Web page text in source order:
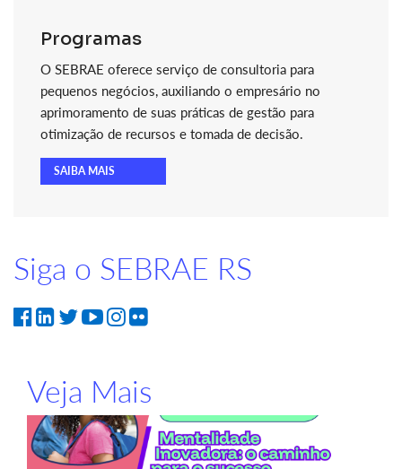
Programas
O SEBRAE oferece serviço de consultoria para
pequenos negócios, auxiliando o empresário no
aprimoramento de suas práticas de gestão para
otimização de recursos e tomada de decisão.
SAIBA MAIS
Siga o SEBRAE RS
Veja Mais